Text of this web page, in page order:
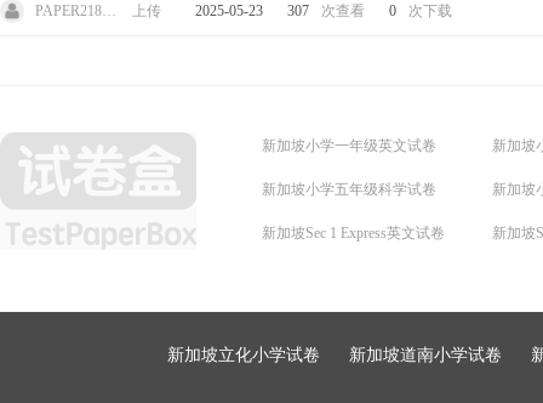
上传 2025-05-23 307 次查看 0 次下载
新加坡小学一年级英文试卷 新加坡
新加坡小学五年级科学试卷 新加坡
新加坡Sec 1 Express英文试卷 新加坡
新加坡立化小学试卷 新加坡道南小学试卷